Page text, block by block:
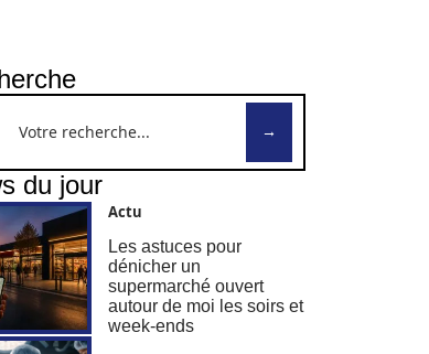
du jour
Actu
Les astuces pour
dénicher un
supermarché ouvert
autour de moi les soirs et
week-ends